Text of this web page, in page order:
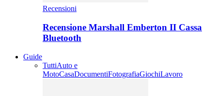
Recensioni
Recensione Marshall Emberton II Cassa
Bluetooth
Guide
TuttiAuto e
MotoCasaDocumentiFotografiaGiochiLavoro